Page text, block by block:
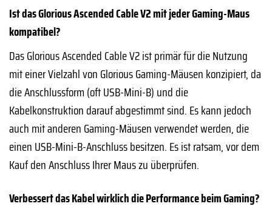
Ist das Glorious Ascended Cable V2 mit jeder Gaming-Maus
kompatibel?
Das Glorious Ascended Cable V2 ist primär für die Nutzung
mit einer Vielzahl von Glorious Gaming-Mäusen konzipiert, da
die Anschlussform (oft USB-Mini-B) und die
Kabelkonstruktion darauf abgestimmt sind. Es kann jedoch
auch mit anderen Gaming-Mäusen verwendet werden, die
einen USB-Mini-B-Anschluss besitzen. Es ist ratsam, vor dem
Kauf den Anschluss Ihrer Maus zu überprüfen.
Verbessert das Kabel wirklich die Performance beim Gaming?